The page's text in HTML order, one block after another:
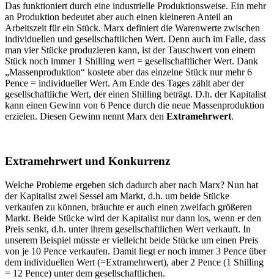
Das funktioniert durch eine industrielle Produktionsweise. Ein mehr
an Produktion bedeutet aber auch einen kleineren Anteil an
Arbeitszeit für ein Stück. Marx definiert die Warenwerte zwischen
individuellen und gesellschaftlichen Wert. Denn auch im Falle, dass
man vier Stücke produzieren kann, ist der Tauschwert von einem
Stück noch immer 1 Shilling wert = gesellschaftlicher Wert. Dank
„Massenproduktion“ kostete aber das einzelne Stück nur mehr 6
Pence = individueller Wert. Am Ende des Tages zählt aber der
gesellschaftliche Wert, der einen Shilling beträgt. D.h. der Kapitalist
kann einen Gewinn von 6 Pence durch die neue Massenproduktion
erzielen. Diesen Gewinn nennt Marx den Extramehrwert.
Extramehrwert und Konkurrenz
Welche Probleme ergeben sich dadurch aber nach Marx? Nun hat
der Kapitalist zwei Sessel am Markt, d.h. um beide Stücke
verkaufen zu können, bräuchte er auch einen zweifach größeren
Markt. Beide Stücke wird der Kapitalist nur dann los, wenn er den
Preis senkt, d.h. unter ihrem gesellschaftlichen Wert verkauft. In
unserem Beispiel müsste er vielleicht beide Stücke um einen Preis
von je 10 Pence verkaufen. Damit liegt er noch immer 3 Pence über
dem individuellen Wert (=Extramehrwert), aber 2 Pence (1 Shilling
= 12 Pence) unter dem gesellschaftlichen.